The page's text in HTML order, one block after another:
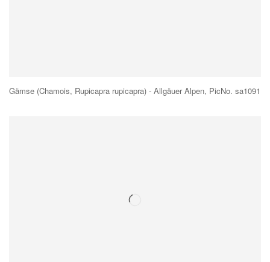
Gämse (Chamois, Rupicapra rupicapra) - Allgäuer Alpen, PicNo. sa1091